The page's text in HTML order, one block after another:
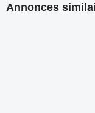
Annonces